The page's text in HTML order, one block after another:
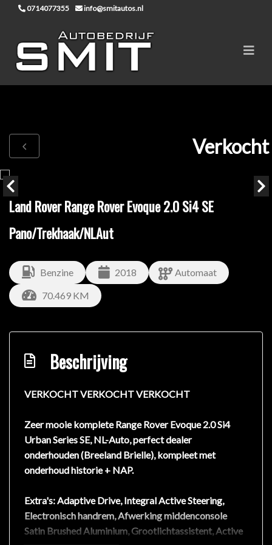
0714077355 info@smitautos.nl
Verkocht
Land Rover Range Rover Evoque 2.0 Si4 SE
Pano/Trekhaak/NLAut
Benzine 2018
Automaat
70.469 KM
Beschrijving
VERKOCHT VERKOCHT VERKOCHT
Zeer mooie komplete Range Rover Evoque 2.0 Si4
Urban Series SE, NL-Auto, perfect dealer
onderhouden (Breeland Brielle), kompleet met
onderhoud historie + NAP.
Extra's: Adaptive Drive, Integral Active Steering,
Electronisch handrem, Afwerking middenconsole
Satin Brushed Aluminium, Grootlichtassistent, Active